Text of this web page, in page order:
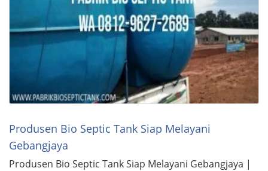
Produsen Bio Septic Tank Siap Melayani
Gebangjaya
Produsen Bio Septic Tank Siap Melayani Gebangjaya |